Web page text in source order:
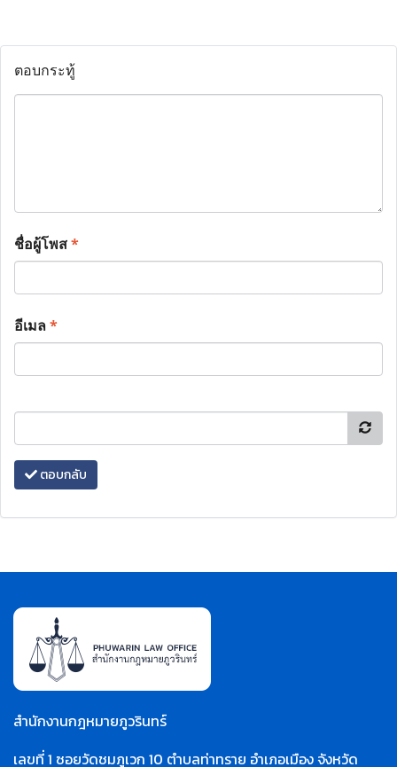
ตอบกระทู้
ชื่อผู้โพส*
อีเมล*
ตอบกลับ
สำนักงานกฎหมายภูวรินทร์
เลขที่ 1 ซอยวัดชมภูเวก 10 ตำบลท่าทราย อำเภอเมือง จังหวัด